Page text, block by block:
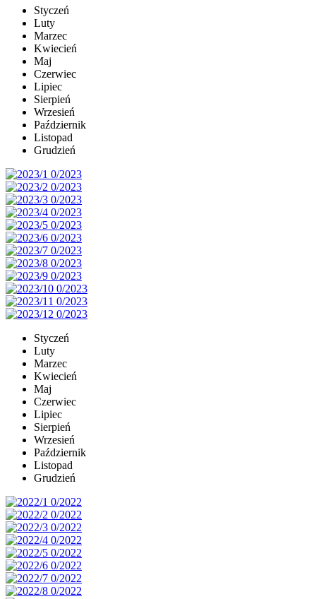
Styczeń
Luty
Marzec
Kwiecień
Maj
Czerwiec
Lipiec
Sierpień
Wrzesień
Październik
Listopad
Grudzień
Styczeń
Luty
Marzec
Kwiecień
Maj
Czerwiec
Lipiec
Sierpień
Wrzesień
Październik
Listopad
Grudzień